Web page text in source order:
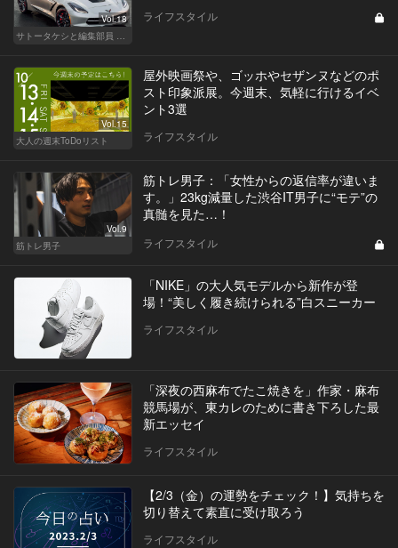
Vol.18
サトータケシと編集部員 船山の"CAR GENTSへの道"
ライフスタイル
Vol.15
大人の週末ToDoリスト
屋外映画祭や、ゴッホやセザンヌなどのポ
スト印象派展。今週末、気軽に行けるイベ
ント3選
ライフスタイル
Vol.9
筋トレ男子
筋トレ男子：「女性からの返信率が違いま
す。」23kg減量した渋谷IT男子に“モテ”の
真髄を見た…！
ライフスタイル
「NIKE」の大人気モデルから新作が登
場！“美しく履き続けられる”白スニーカー
ライフスタイル
「深夜の西麻布でたこ焼きを」作家・麻布
競馬場が、東カレのために書き下ろした最
新エッセイ
ライフスタイル
【2/3（金）の運勢をチェック！】気持ちを
切り替えて素直に受け取ろう
ライフスタイル